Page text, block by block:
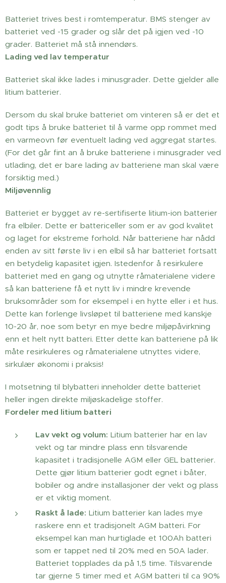
Batteriet trives best i romtemperatur. BMS stenger av
batteriet ved -15 grader og slår det på igjen ved -10
grader. Batteriet må stå innendørs.
Lading ved lav temperatur
Batteriet skal ikke lades i minusgrader. Dette gjelder alle
litium batterier.
Dersom du skal bruke batteriet om vinteren så er det et
godt tips å bruke batteriet til å varme opp rommet med
en varmeovn før eventuelt lading ved aggregat startes.
(For det går fint an å bruke batteriene i minusgrader ved
utlading, det er bare lading av batteriene man skal være
forsiktig med.)
Miljøvennlig
Batteriet er bygget av re-sertifiserte litium-ion batterier
fra elbiler. Dette er battericeller som er av god kvalitet
og laget for ekstreme forhold. Når batteriene har nådd
enden av sitt første liv i en elbil så har batteriet fortsatt
en betydelig kapasitet igjen. Istedenfor å resirkulere
batteriet med en gang og utnytte råmaterialene videre
så kan batteriene få et nytt liv i mindre krevende
bruksområder som for eksempel i en hytte eller i et hus.
Dette kan forlenge livsløpet til batteriene med kanskje
10-20 år, noe som betyr en mye bedre miljøpåvirkning
enn et helt nytt batteri. Etter dette kan batteriene på lik
måte resirkuleres og råmaterialene utnyttes videre,
sirkulær økonomi i praksis!
I motsetning til blybatteri inneholder dette batteriet
heller ingen direkte miljøskadelige stoffer.
Fordeler med litium batteri
Lav vekt og volum: Litium batterier har en lav
vekt og tar mindre plass enn tilsvarende
kapasitet i tradisjonelle AGM eller GEL batterier.
Dette gjør litium batterier godt egnet i båter,
bobiler og andre installasjoner der vekt og plass
er et viktig moment.
Raskt å lade: Litium batterier kan lades mye
raskere enn et tradisjonelt AGM batteri. For
eksempel kan man hurtiglade et 100Ah batteri
som er tappet ned til 20% med en 50A lader.
Batteriet topplades da på 1,5 time. Tilsvarende
tar gjerne 5 timer med et AGM batteri til ca 90%